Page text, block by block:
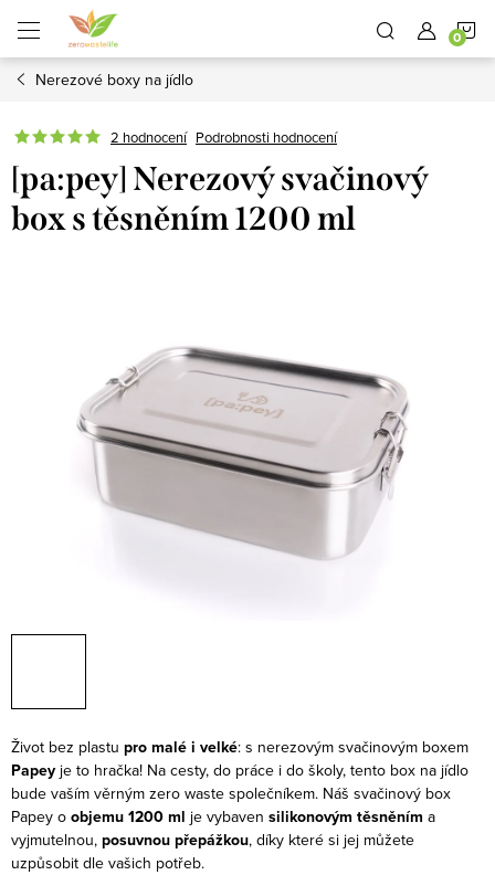
obsah
Nerezové boxy na jídlo
2 hodnocení Podrobnosti hodnocení
[pa:pey] Nerezový svačinový
box s těsněním 1200 ml
Život bez plastu pro malé i velké: s nerezovým svačinovým boxem
Papey je to hračka! Na cesty, do práce i do školy, tento box na jídlo
bude vaším věrným zero waste společníkem. Náš svačinový box
Papey o objemu 1200 ml je vybaven silikonovým těsněním a
vyjmutelnou, posuvnou přepážkou, díky které si jej můžete
uzpůsobit dle vašich potřeb.